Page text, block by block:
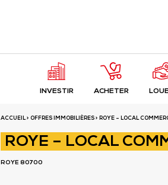
INVESTIR ACHETER
ACCUEIL> OFFRES IMMOBILIÈRES > ROYE – LOCAL
ROYE – LOCAL
ROYE 80700
ROYE – LOCAL